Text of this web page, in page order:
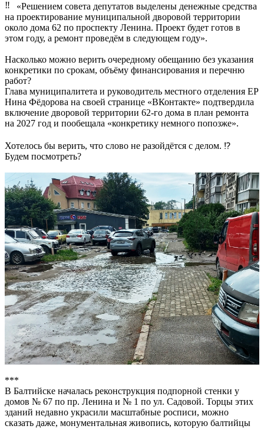
«Решением совета депутатов выделены денежные средства
на проектирование муниципальной дворовой территории
около дома 62 по проспекту Ленина. Проект будет готов в
этом году, а ремонт проведём в следующем году».
Насколько можно верить очередному обещанию без указания
конкретики по срокам, объёму финансирования и перечню
работ?
Глава муниципалитета и руководитель местного отделения ЕР
Нина Фёдорова на своей странице «ВКонтакте» подтвердила
включение дворовой территории 62-го дома в план ремонта
на 2027 год и пообещала «конкретику немного попозже».
Хотелось бы верить, что слово не разойдётся с делом.
Будем посмотреть?
***
В Балтийске началась реконструкция подпорной стенки у
домов № 67 по пр. Ленина и № 1 по ул. Садовой. Торцы этих
зданий недавно украсили масштабные росписи, можно
сказать даже, монументальная живопись, которую балтийцы